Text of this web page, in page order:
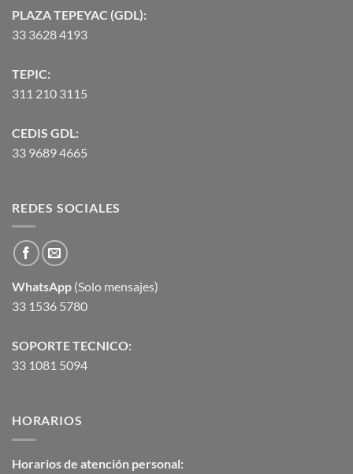
PLAZA TEPEYAC (GDL):
33 3628 4193
TEPIC:
311 210 3115
CEDIS GDL:
33 9689 4665
REDES SOCIALES
WhatsApp (Solo mensajes)
33 1536 5780
SOPORTE TECNICO:
33 1081 5094
HORARIOS
Horarios de atención personal: